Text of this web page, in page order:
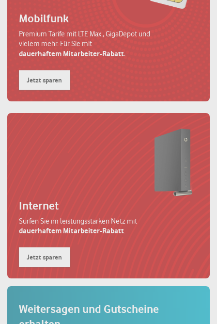
Mobilfunk
Premium Tarife mit LTE Max., GigaDepot und
vielem mehr. Für Sie mit
dauerhaftem Mitarbeiter-Rabatt.
Jetzt sparen
Internet
Surfen Sie im leistungsstarken Netz mit
dauerhaftem Mitarbeiter-Rabatt.
Jetzt sparen
Weitersagen und Gutscheine